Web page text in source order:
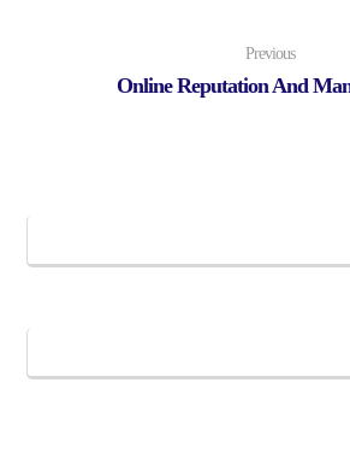
Previous
Online Reputation And